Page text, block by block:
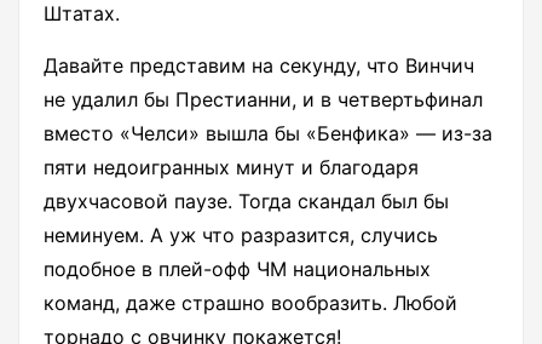
Штатах.
Давайте представим на секунду, что Винчич
не удалил бы Престианни, и в четвертьфинал
вместо «Челси» вышла бы «Бенфика» — из-за
пяти недоигранных минут и благодаря
двухчасовой паузе. Тогда скандал был бы
неминуем. А уж что разразится, случись
подобное в плей-офф ЧМ национальных
команд, даже страшно вообразить. Любой
торнадо с овчинку покажется!